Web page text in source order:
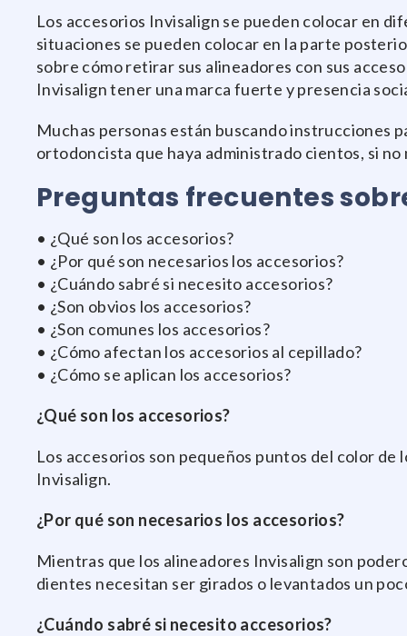
Los accesorios Invisalign se pueden colocar en
situaciones se pueden colocar en la parte
sobre cómo retirar sus alineadores con sus
Invisalign tener una marca fuerte y presencia
Muchas personas están buscando instrucciones
ortodoncista que haya administrado cientos, si
Preguntas frecuentes
• ¿Qué son los accesorios?
• ¿Por qué son necesarios los accesorios?
• ¿Cuándo sabré si necesito accesorios?
• ¿Son obvios los accesorios?
• ¿Son comunes los accesorios?
• ¿Cómo afectan los accesorios al cepillado?
• ¿Cómo se aplican los accesorios?
¿Qué son los accesorios?
Los accesorios son pequeños puntos del color
Invisalign.
¿Por qué son necesarios los accesorios?
Mientras que los alineadores Invisalign son
dientes necesitan ser girados o levantados un
¿Cuándo sabré si necesito accesorios?